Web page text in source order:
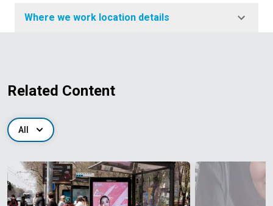
Where we work location details
Related Content
All